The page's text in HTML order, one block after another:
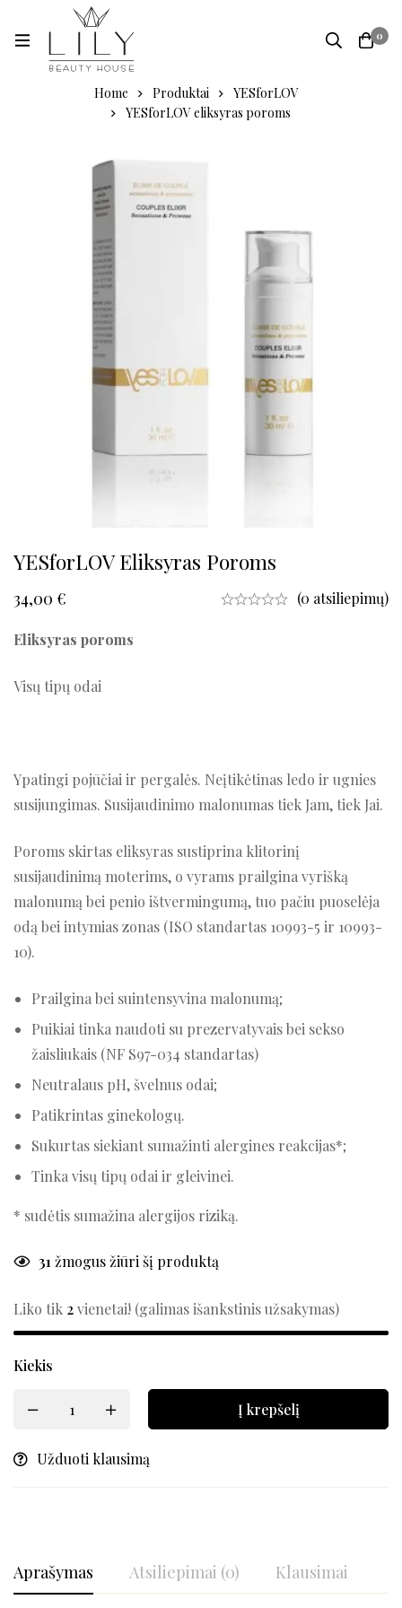
0
Home Produktai
YESforLOV
YESforLOV eliksyras poroms
YESforLOV Eliksyras Poroms
34,00 € (0 atsiliepimų)
Eliksyras poroms
Visų tipų odai
Ypatingi pojūčiai ir pergalės. Neįtikėtinas ledo ir ugnies
susijungimas. Susijaudinimo malonumas tiek Jam, tiek Jai.
Poroms skirtas eliksyras sustiprina klitorinį
susijaudinimą moterims, o vyrams prailgina vyrišką
malonumą bei penio ištvermingumą, tuo pačiu puoselėja
odą bei intymias zonas (ISO standartas 10993-5 ir 10993-
10).
Prailgina bei suintensyvina malonumą;
Puikiai tinka naudoti su prezervatyvais bei sekso
žaisliukais (NF S97-034 standartas)
Neutralaus pH, švelnus odai;
Patikrintas ginekologų.
Sukurtas siekiant sumažinti alergines reakcijas*;
Tinka visų tipų odai ir gleivinei.
* sudėtis sumažina alergijos riziką.
31žmogus žiūri šį produktą
Liko tik 2vienetai! (galimas išankstinis užsakymas)
Kiekis
Į krepšelį
Užduoti klausimą
Aprašymas Atsiliepimai (0) Klausimai